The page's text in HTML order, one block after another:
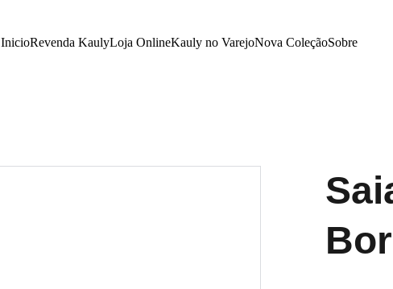
InicioRevenda KaulyLoja OnlineKauly no VarejoNova ColeçãoSobre